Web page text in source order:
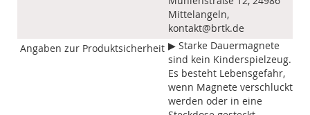
Mittelangeln,
kontakt@brtk.de
Angaben zur Produktsicherheit ▶ Starke Dauermagnete
sind kein Kinderspielzeug.
Es besteht Lebensgefahr,
wenn Magnete verschluckt
werden oder in eine